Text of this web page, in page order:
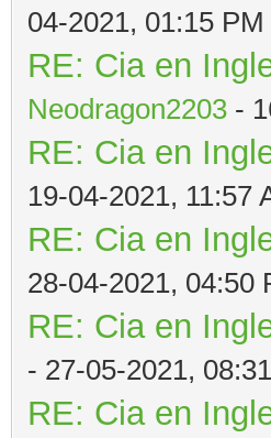
04-2021, 01:15 PM
RE: Cia en
Neodragon2203 -
RE: Cia en
19-04-2021, 11:57
RE: Cia en
28-04-2021, 04:50
RE: Cia en
- 27-05-2021,
RE: Cia en